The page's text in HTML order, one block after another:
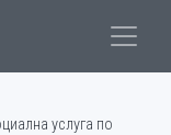
услуга по